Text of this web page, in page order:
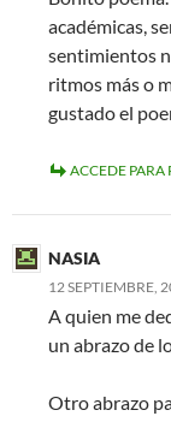
académicas,
sentimientos
ritmos más o
gustado el
ACCEDE PARA
NASIA
12 SEPTIEMBRE,
A quien me
un abrazo de
Otro abrazo